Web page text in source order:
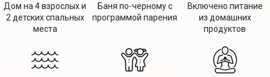
Дом на 4 взрослых и
2 детских спальных
места
Баня по-черному с
программой парения
Включено питание
из домашних
продуктов